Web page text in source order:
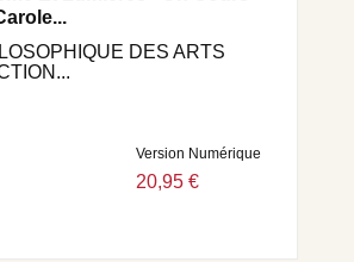
DES ARTS
Version Numérique
20,95 €